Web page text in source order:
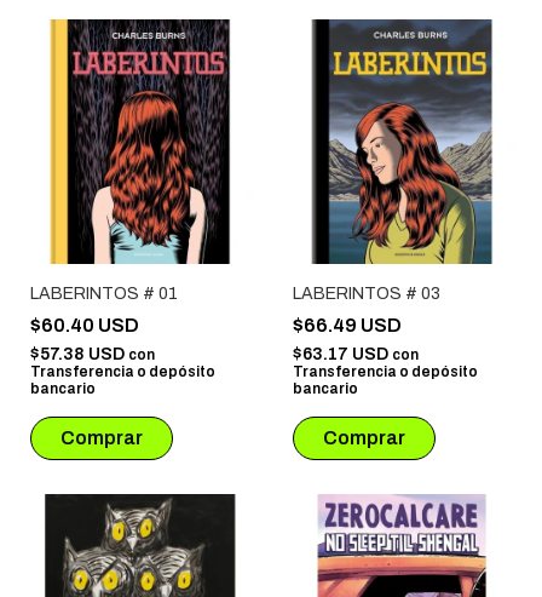
LABERINTOS # 01
$60.40 USD
$57.38 USD con
Transferencia o depósito
bancario
LABERINTOS # 03
$66.49 USD
$63.17 USD con
Transferencia o depósito
bancario